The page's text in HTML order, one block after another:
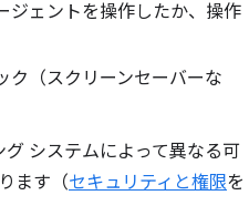
ジェントを操作したか、操作
ク（スクリーンセーバーな
システムによって異なる可
ます（セキュリティと権限を